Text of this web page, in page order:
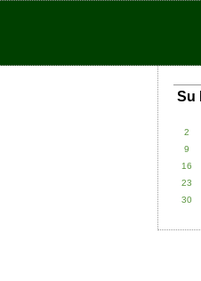
Su
2
9
16
23
30